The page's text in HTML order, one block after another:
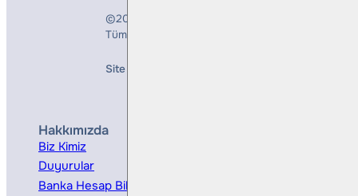
©2026
Tüm Hakları Saklıdır
Site Creation & Technology by
Hakkımızda
Biz Kimiz
Duyurular
Banka Hesap Bilgileri